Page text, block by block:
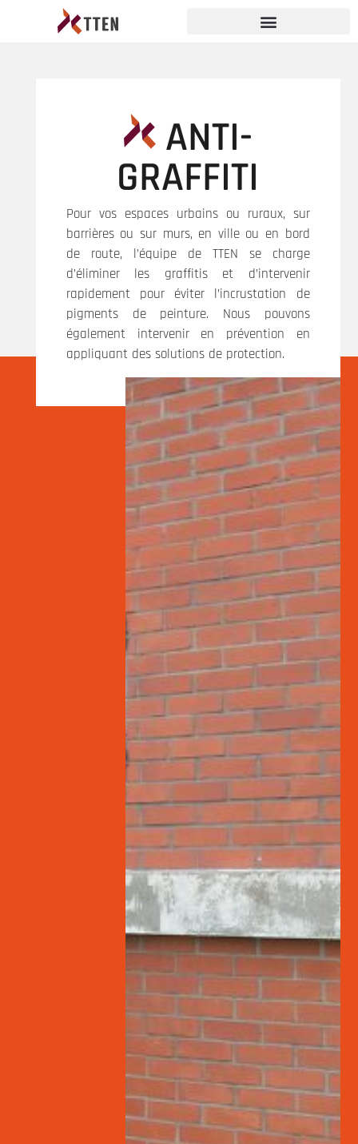
ANTI-
GRAFFITI
Pour vos espaces urbains ou ruraux, sur
barrières ou sur murs, en ville ou en bord
de route, l’équipe de TTEN se charge
d’éliminer les graffitis et d’intervenir
rapidement pour éviter l’incrustation de
pigments de peinture. Nous pouvons
également intervenir en prévention en
appliquant des solutions de protection.